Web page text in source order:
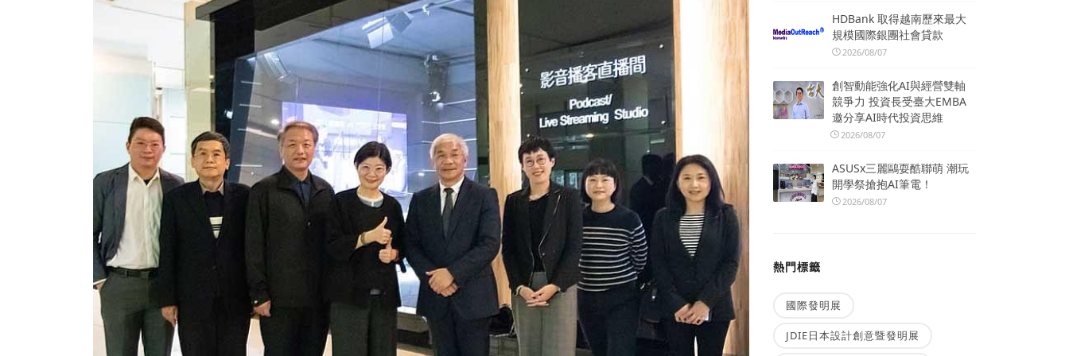
HDBank 取得越南歷來最大
規模國際銀團社會貸款
2026/08/07
創智動能強化AI與經營雙軸
競爭力 投資長受臺大EMBA
邀分享AI時代投資思維
2026/08/07
ASUSx三麗鷗耍酷聯萌 潮玩
開學祭搶抱AI筆電！
2026/08/07
熱門標籤
國際發明展
JDIE日本設計創意暨發明展